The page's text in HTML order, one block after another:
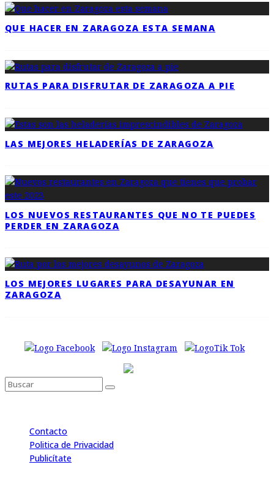
QUE HACER EN ZARAGOZA ESTA SEMANA
RUTAS PARA DISFRUTAR DE ZARAGOZA A PIE
LAS MEJORES HELADERÍAS DE ZARAGOZA
LOS NUEVOS RESTAURANTES QUE NO TE PUEDES
PERDER EN ZARAGOZA
LOS MEJORES LUGARES PARA DESAYUNAR EN
ZARAGOZA
Contacto
Politica de Privacidad
Publicítate